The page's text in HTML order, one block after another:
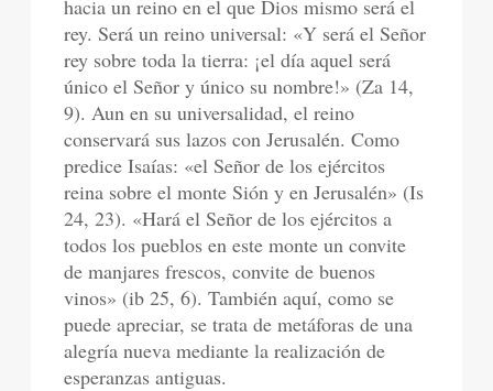
hacia un reino en el que Dios mismo será el
rey. Será un reino universal: «Y será el Señor
rey sobre toda la tierra: ¡el día aquel será
único el Señor y único su nombre!» (Za 14,
9). Aun en su universalidad, el reino
conservará sus lazos con Jerusalén. Como
predice Isaías: «el Señor de los ejércitos
reina sobre el monte Sión y en Jerusalén» (Is
24, 23). «Hará el Señor de los ejércitos a
todos los pueblos en este monte un convite
de manjares frescos, convite de buenos
vinos» (ib 25, 6). También aquí, como se
puede apreciar, se trata de metáforas de una
alegría nueva mediante la realización de
esperanzas antiguas.